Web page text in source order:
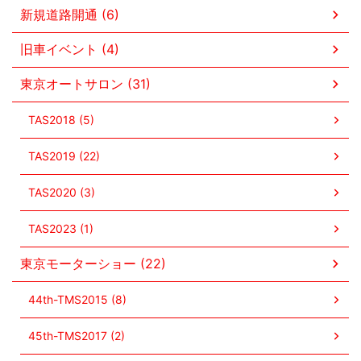
新規道路開通 (6)
旧車イベント (4)
東京オートサロン (31)
TAS2018 (5)
TAS2019 (22)
TAS2020 (3)
TAS2023 (1)
東京モーターショー (22)
44th-TMS2015 (8)
45th-TMS2017 (2)